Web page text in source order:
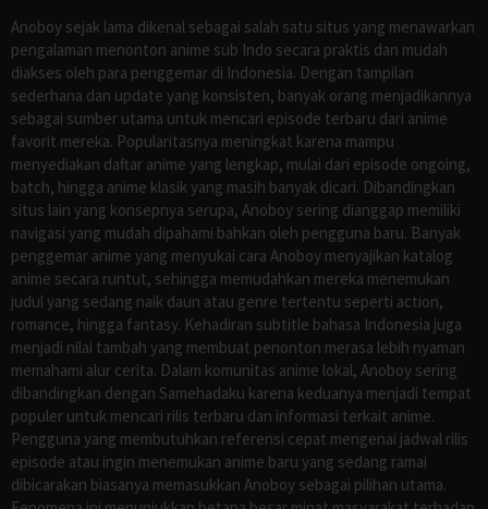
Anoboy sejak lama dikenal sebagai salah satu situs yang menawarkan
pengalaman menonton anime sub Indo secara praktis dan mudah
diakses oleh para penggemar di Indonesia. Dengan tampilan
sederhana dan update yang konsisten, banyak orang menjadikannya
sebagai sumber utama untuk mencari episode terbaru dari anime
favorit mereka. Popularitasnya meningkat karena mampu
menyediakan daftar anime yang lengkap, mulai dari episode ongoing,
batch, hingga anime klasik yang masih banyak dicari. Dibandingkan
situs lain yang konsepnya serupa, Anoboy sering dianggap memiliki
navigasi yang mudah dipahami bahkan oleh pengguna baru. Banyak
penggemar anime yang menyukai cara Anoboy menyajikan katalog
anime secara runtut, sehingga memudahkan mereka menemukan
judul yang sedang naik daun atau genre tertentu seperti action,
romance, hingga fantasy. Kehadiran subtitle bahasa Indonesia juga
menjadi nilai tambah yang membuat penonton merasa lebih nyaman
memahami alur cerita. Dalam komunitas anime lokal, Anoboy sering
dibandingkan dengan Samehadaku karena keduanya menjadi tempat
populer untuk mencari rilis terbaru dan informasi terkait anime.
Pengguna yang membutuhkan referensi cepat mengenai jadwal rilis
episode atau ingin menemukan anime baru yang sedang ramai
dibicarakan biasanya memasukkan Anoboy sebagai pilihan utama.